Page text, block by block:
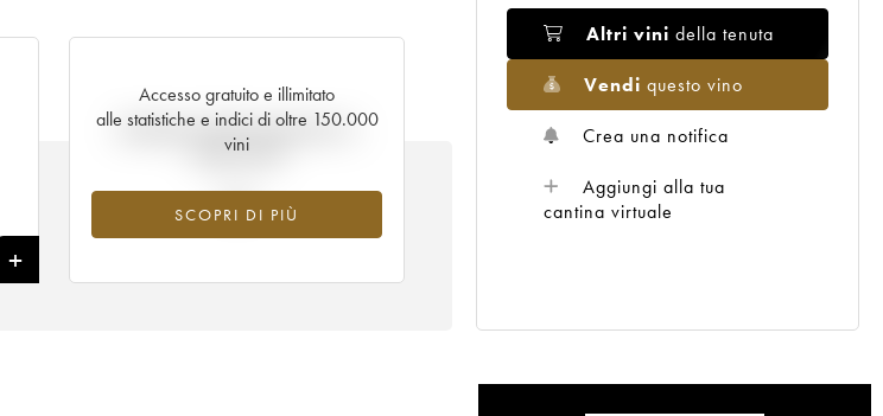
+
Accesso gratuito e illimitato
alle statistiche e indici di oltre 150.000
vini
SCOPRI DI PIÙ
Andamento della quotazione in
tempo reale
Altri vini della tenuta
Vendi questo vino
Crea una notifica
Aggiungi alla tua
cantina virtuale